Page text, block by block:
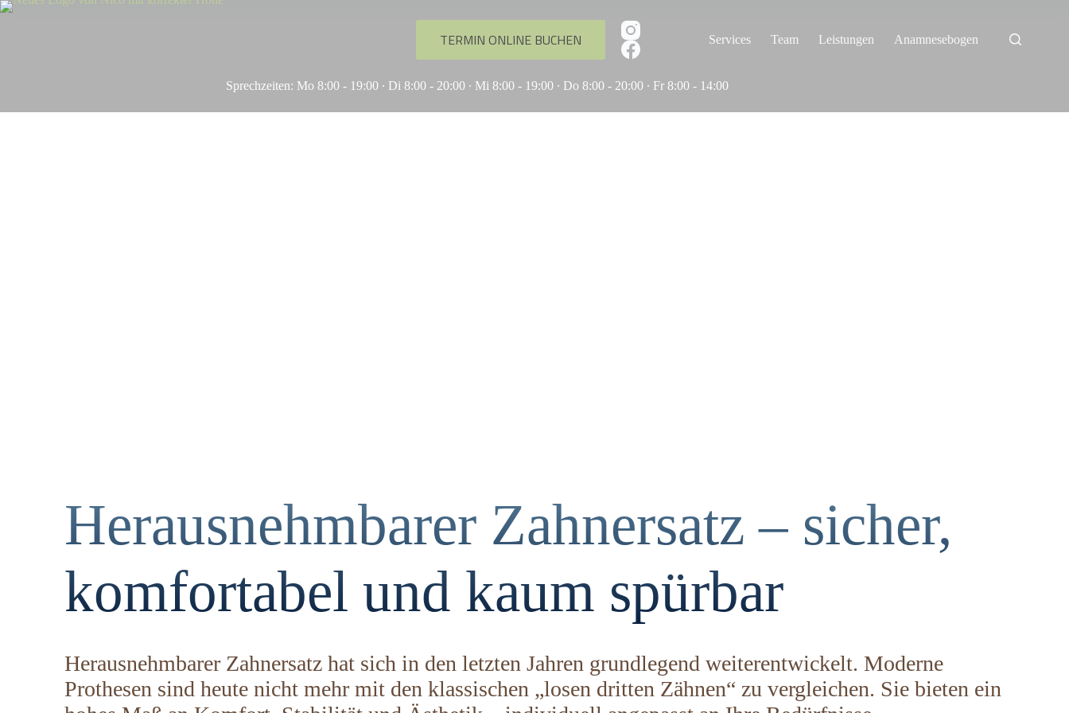
Zum
TERMIN ONLINE BUCHEN Services Team Leistungen Anamnesebogen Jetzt
Sprechzeiten: Mo 8:00 - 19:00 ∙ Di 8:00 - 20:00 ∙ Mi 8:00 - 19:00 ∙ Do 8:00 - 20:00 ∙ Fr 8:00 - 14:00
Herausnehmbarer Zahnersatz – sicher,
komfortabel und kaum spürbar
Herausnehmbarer Zahnersatz hat sich in den letzten Jahren grundlegend weiterentwickelt. Moderne
Prothesen sind heute nicht mehr mit den klassischen „losen dritten Zähnen“ zu vergleichen. Sie bieten ein